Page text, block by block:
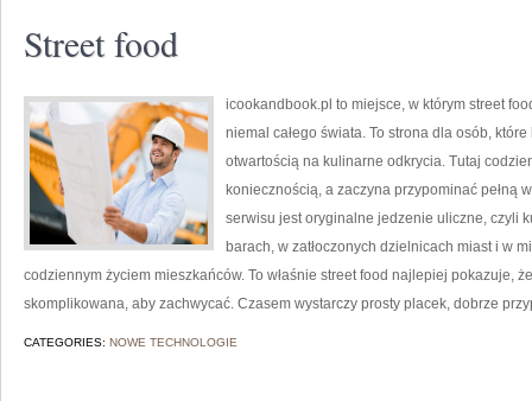
Street food
icookandbook.pl to miejsce, w którym street
niemal całego świata. To strona dla osób,
otwartością na kulinarne odkrycia. Tutaj
koniecznością, a zaczyna przypominać pełną
serwisu jest oryginalne jedzenie uliczne, czyli
barach, w zatłoczonych dzielnicach miast i w
codziennym życiem mieszkańców. To właśnie street food najlepiej pokazuje,
skomplikowana, aby zachwycać. Czasem wystarczy prosty placek, dobrze
CATEGORIES: NOWE TECHNOLOGIE